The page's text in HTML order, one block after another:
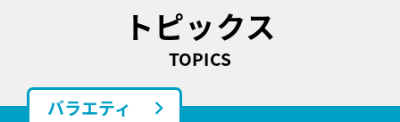
トピックス
TOPICS
バラエティ